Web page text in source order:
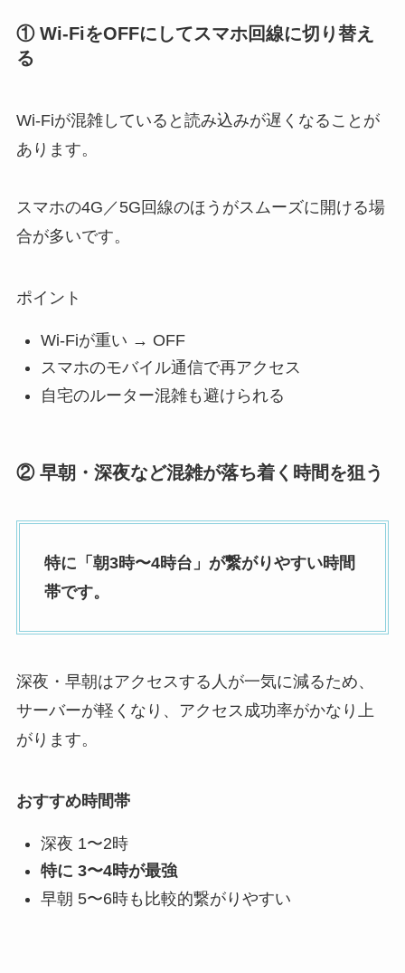
① Wi-FiをOFFにしてスマホ回線に切り替え
る
Wi-Fiが混雑していると読み込みが遅くなることが
あります。
スマホの4G／5G回線のほうがスムーズに開ける場
合が多いです。
ポイント
Wi-Fiが重い → OFF
スマホのモバイル通信で再アクセス
自宅のルーター混雑も避けられる
② 早朝・深夜など混雑が落ち着く時間を狙う
特に「朝3時〜4時台」が繋がりやすい時間
帯です。
深夜・早朝はアクセスする人が一気に減るため、
サーバーが軽くなり、アクセス成功率がかなり上
がります。
おすすめ時間帯
深夜 1〜2時
特に 3〜4時が最強
早朝 5〜6時も比較的繋がりやすい